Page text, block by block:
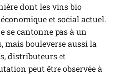
dont les vins bio
et social actuel.
se cantonne pas à un
mais bouleverse aussi la
distributeurs et
peut être observée à